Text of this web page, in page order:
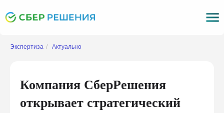
Экспертиза / Актуально
Компания СберРешения
открывает стратегический